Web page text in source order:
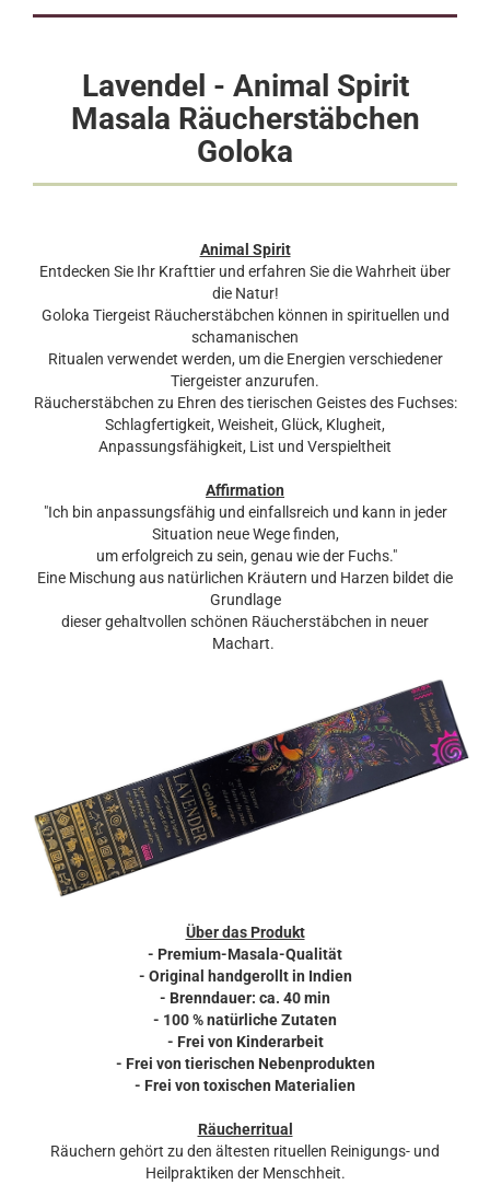
Lavendel - Animal Spirit
Masala Räucherstäbchen
Goloka
Animal Spirit
Entdecken Sie Ihr Krafttier und erfahren Sie die Wahrheit über
die Natur!
Goloka Tiergeist Räucherstäbchen können in spirituellen und
schamanischen
Ritualen verwendet werden, um die Energien verschiedener
Tiergeister anzurufen.
Räucherstäbchen zu Ehren des tierischen Geistes des Fuchses:
Schlagfertigkeit, Weisheit, Glück, Klugheit,
Anpassungsfähigkeit, List und Verspieltheit
Affirmation
"Ich bin anpassungsfähig und einfallsreich und kann in jeder
Situation neue Wege finden,
um erfolgreich zu sein, genau wie der Fuchs."
Eine Mischung aus natürlichen Kräutern und Harzen bildet die
Grundlage
dieser gehaltvollen schönen Räucherstäbchen in neuer
Machart.
Über das Produkt
- Premium-Masala-Qualität
- Original handgerollt in Indien
- Brenndauer: ca. 40 min
- 100 % natürliche Zutaten
- Frei von Kinderarbeit
- Frei von tierischen Nebenprodukten
- Frei von toxischen Materialien
Räucherritual
Räuchern gehört zu den ältesten rituellen Reinigungs- und
Heilpraktiken der Menschheit.